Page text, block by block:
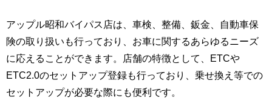
アップル昭和バイパス店は、車検、整備、鈑金、自動車保
険の取り扱いも行っており、お車に関するあらゆるニーズ
に応えることができます。店舗の特徴として、ETCや
ETC2.0のセットアップ登録も行っており、乗せ換え等での
セットアップが必要な際にも便利です。